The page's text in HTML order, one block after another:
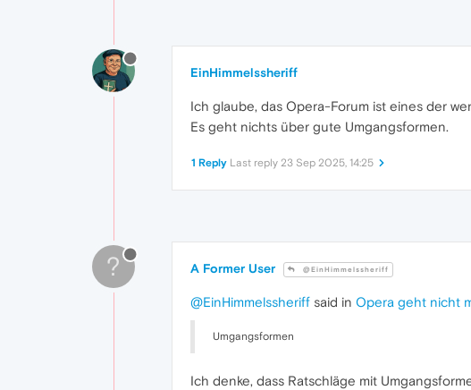
EinHimmelssheriff
Ich glaube, das Opera-Forum ist eines der
Es geht nichts über gute Umgangsformen.
1 Reply Last reply 23 Sep 2025, 14:25
? A Former User @EinHimmelssheriff
@EinHimmelssheriff said in Opera geht nicht
Umgangsformen
Ich denke, dass Ratschläge mit